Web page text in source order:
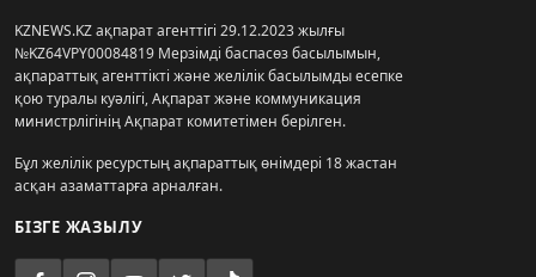
KZNEWS.KZ ақпарат агенттігі 29.12.2023 жылғы
№KZ64VPY00084819 Мерзімді баспасөз басылымын,
ақпараттық агенттікті және желілік басылымды есепке
қою туралы куәлігі, Ақпарат және коммуникация
министрлігінің Ақпарат комитетімен берілген.
Бұл желілік ресурстың ақпараттық өнімдері 18 жастан
асқан азаматтарға арналған.
БІЗГЕ ЖАЗЫЛУ